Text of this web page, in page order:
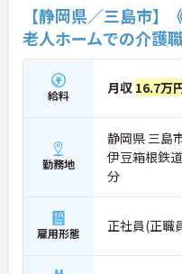
【静岡県／三島市
老人ホームでの介護
給料 月収 16.7万
勤務地
静岡県 三島
伊豆箱根鉄
分
雇用形態 正社員(正職